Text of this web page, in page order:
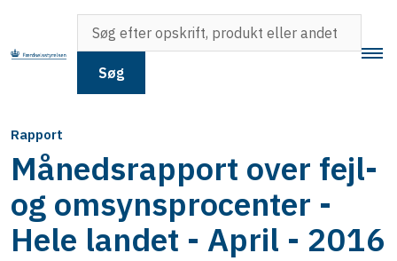
Søg
Rapport
Månedsrapport over fejl-
og omsynsprocenter -
Hele landet - April - 2016